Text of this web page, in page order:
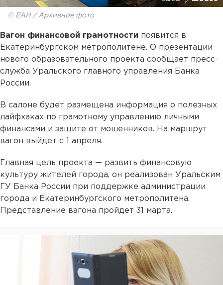
© ЕАН / Архивное фото
Вагон финансовой грамотности появится в
Екатеринбургском метрополитене. О презентации
нового образовательного проекта сообщает пресс-
служба Уральского главного управления Банка
России.
В салоне будет размещена информация о полезных
лайфхаках по грамотному управлению личными
финансами и защите от мошенников. На маршрут
вагон выйдет с 1 апреля.
Главная цель проекта — развить финансовую
культуру жителей города, он реализован Уральским
ГУ Банка России при поддержке администрации
города и Екатеринбургского метрополитена.
Представление вагона пройдет 31 марта.